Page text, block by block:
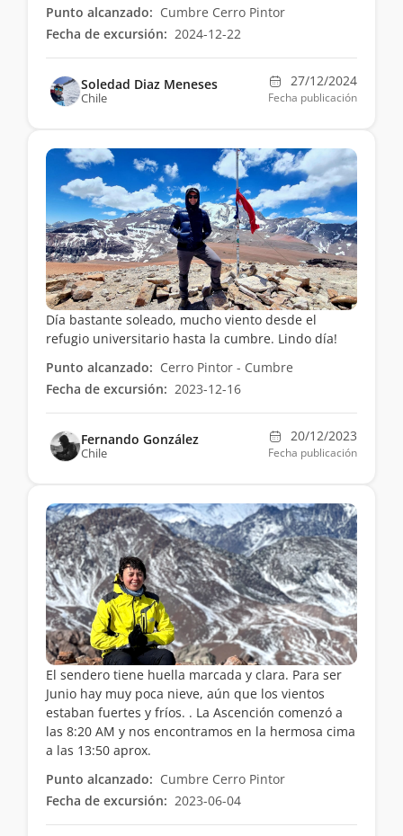
Punto alcanzado: Cumbre Cerro Pintor
Fecha de excursión: 2024-12-22
Soledad Diaz Meneses
Chile
27/12/2024
Fecha publicación
Día bastante soleado, mucho viento desde el
refugio universitario hasta la cumbre. Lindo día!
Punto alcanzado: Cerro Pintor - Cumbre
Fecha de excursión: 2023-12-16
Fernando González
Chile
20/12/2023
Fecha publicación
El sendero tiene huella marcada y clara. Para ser
Junio hay muy poca nieve, aún que los vientos
estaban fuertes y fríos. . La Ascención comenzó a
las 8:20 AM y nos encontramos en la hermosa cima
a las 13:50 aprox.
Punto alcanzado: Cumbre Cerro Pintor
Fecha de excursión: 2023-06-04